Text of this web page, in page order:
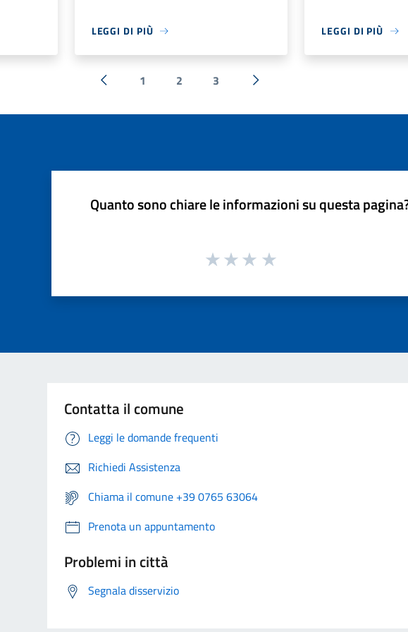
LEGGI DI PIÙ LEGGI DI PIÙ
« Precedente
1 2 3
Successiva »
Quanto sono chiare le informazioni su questa
Contatta il comune
Leggi le domande frequenti
Richiedi Assistenza
Chiama il comune +39 0765 63064
Prenota un appuntamento
Problemi in città
Segnala disservizio